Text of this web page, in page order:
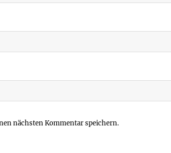
nächsten Kommentar speichern.